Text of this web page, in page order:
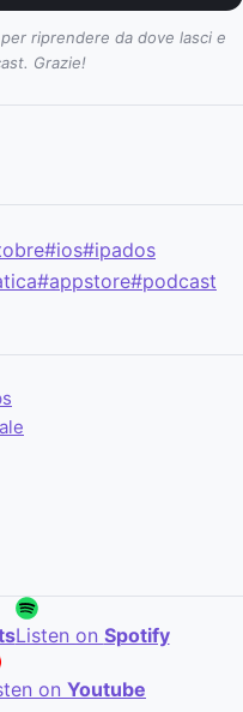
riprendere da dove lasci e
Grazie!
#ios#ipados
#appstore#podcast
Listen on Spotify
on Youtube